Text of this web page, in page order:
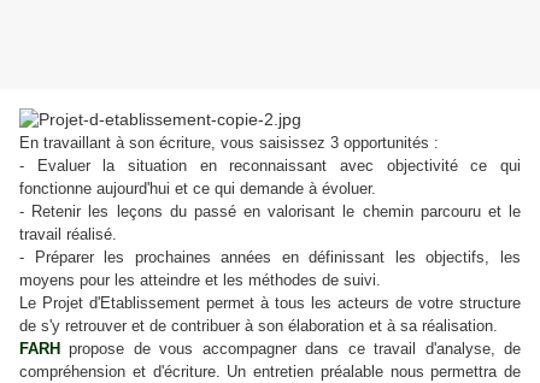
En travaillant à son écriture, vous saisissez 3 opportunités :
- Evaluer la situation en reconnaissant avec objectivité ce qui
fonctionne aujourd'hui et ce qui demande à évoluer.
- Retenir les leçons du passé en valorisant le chemin parcouru et le
travail réalisé.
- Préparer les prochaines années en définissant les objectifs, les
moyens pour les atteindre et les méthodes de suivi.
Le Projet d'Etablissement permet à tous les acteurs de votre structure
de s'y retrouver et de contribuer à son élaboration et à sa réalisation.
FARH propose de vous accompagner dans ce travail d'analyse, de
compréhension et d'écriture. Un entretien préalable nous permettra de